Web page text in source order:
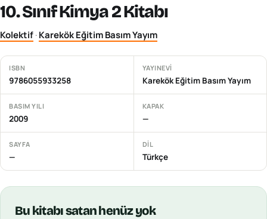
10. Sınıf Kimya 2 Kitabı
Kolektif·Karekök Eğitim Basım Yayım
ISBN
9786055933258
YAYINEVI
Karekök Eğitim Basım Yayım
BASIM YILI
2009
KAPAK
—
SAYFA
—
DIL
Türkçe
Bu kitabısatan henüz yok